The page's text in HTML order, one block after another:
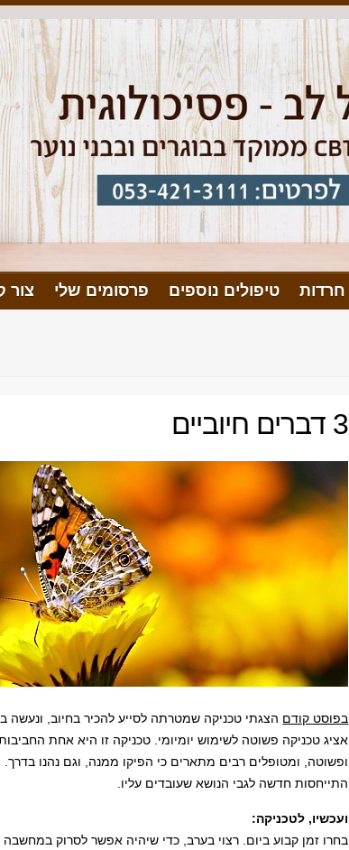
חרדות טיפולים נוספים פרסומים שלי צור
3 דברים חיוביים
בפוסט קודם הצגתי טכניקה שמטרתה לסייע להכיר בחיוב,
אציג טכניקה פשוטה לשימוש יומיומי. טכניקה זו היא אחת
ופשוטה, ומטופלים רבים מתארים כי הפיקו ממנה, וגם נהנו בדרך.
התייחסות חדשה לגבי הנושא שעובדים עליו.
ועכשיו, לטכניקה:
בחרו זמן קבוע ביום. רצוי בערב, כדי שיהיה אפשר לסרוק